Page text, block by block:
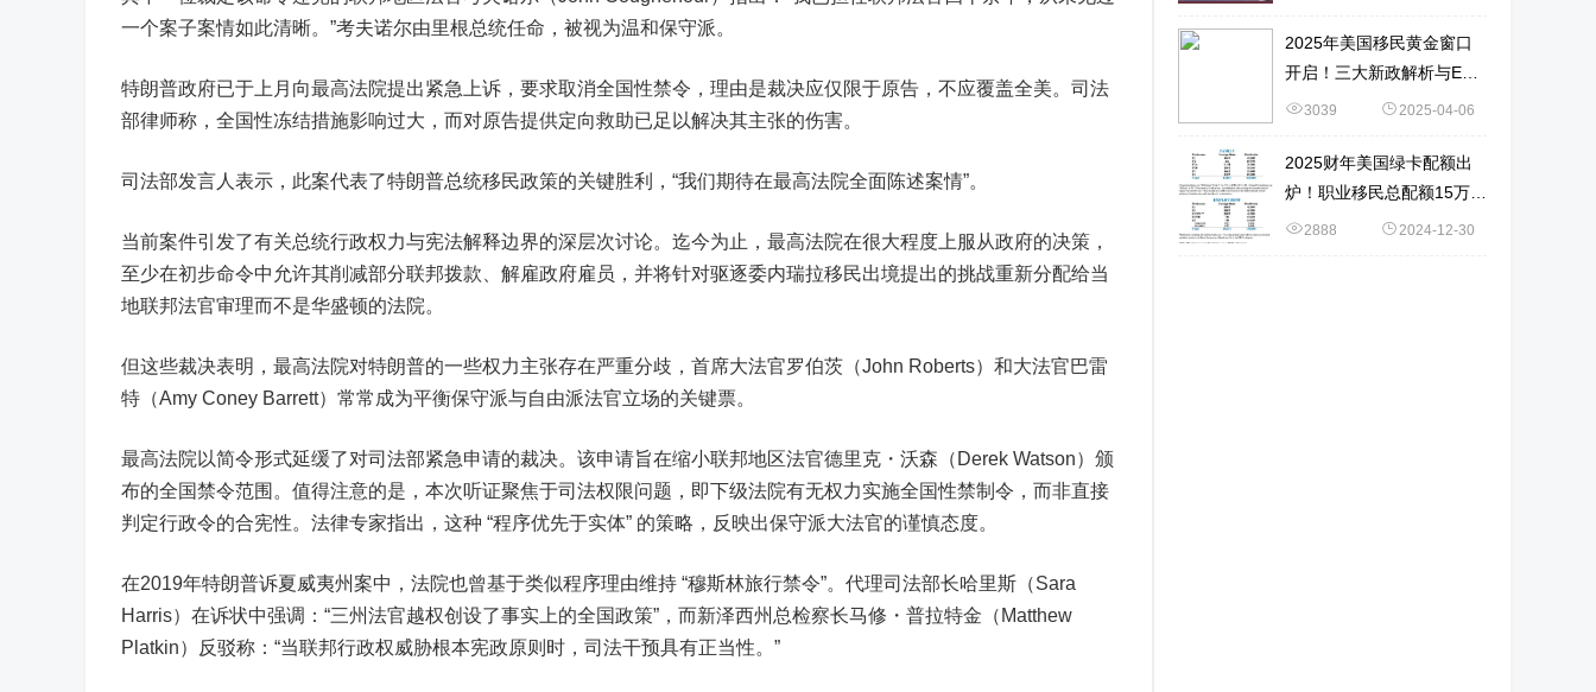
一个案子案情如此清晰。”考夫诺尔由里根总统任命，被视为温和保守派。
特朗普政府已于上月向最高法院提出紧急上诉，要求取消全国性禁令，理由是裁决应仅限于原告，不应覆盖全美。司法
部律师称，全国性冻结措施影响过大，而对原告提供定向救助已足以解决其主张的伤害。
司法部发言人表示，此案代表了特朗普总统移民政策的关键胜利，“我们期待在最高法院全面陈述案情”。
当前案件引发了有关总统行政权力与宪法解释边界的深层次讨论。迄今为止，最高法院在很大程度上服从政府的决策，
至少在初步命令中允许其削减部分联邦拨款、解雇政府雇员，并将针对驱逐委内瑞拉移民出境提出的挑战重新分配给当
地联邦法官审理而不是华盛顿的法院。
但这些裁决表明，最高法院对特朗普的一些权力主张存在严重分歧，首席大法官罗伯茨（John Roberts）和大法官巴雷
特（Amy Coney Barrett）常常成为平衡保守派与自由派法官立场的关键票。
最高法院以简令形式延缓了对司法部紧急申请的裁决。该申请旨在缩小联邦地区法官德里克・沃森（Derek Watson）颁
布的全国禁令范围。值得注意的是，本次听证聚焦于司法权限问题，即下级法院有无权力实施全国性禁制令，而非直接
判定行政令的合宪性。法律专家指出，这种 “程序优先于实体” 的策略，反映出保守派大法官的谨慎态度。
在2019年特朗普诉夏威夷州案中，法院也曾基于类似程序理由维持 “穆斯林旅行禁令”。代理司法部长哈里斯（Sara
Harris）在诉状中强调：“三州法官越权创设了事实上的全国政策”，而新泽西州总检察长马修・普拉特金（Matthew
Platkin）反驳称：“当联邦行政权威胁根本宪政原则时，司法干预具有正当性。”
2025年美国移民黄金窗口
开启！三大新政解析与EB-
1A申请实战指南！
3039 2025-04-06
2025财年美国绿卡配额出
炉！职业移民总配额15万！
数据详解→
2888 2024-12-30